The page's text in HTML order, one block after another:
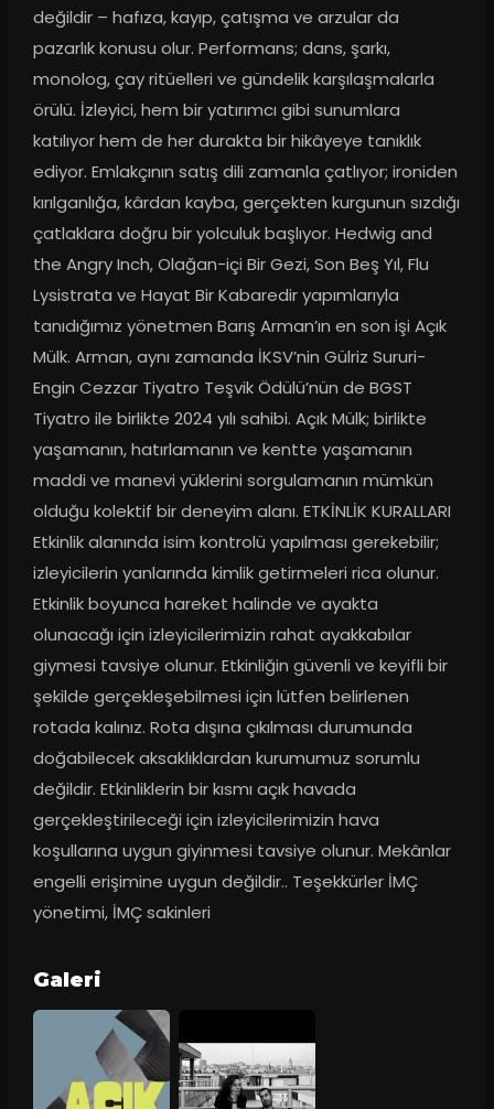
değildir – hafıza, kayıp, çatışma ve arzular da
pazarlık konusu olur. Performans; dans, şarkı,
monolog, çay ritüelleri ve gündelik karşılaşmalarla
örülü. İzleyici, hem bir yatırımcı gibi sunumlara
katılıyor hem de her durakta bir hikâyeye tanıklık
ediyor. Emlakçının satış dili zamanla çatlıyor; ironiden
kırılganlığa, kârdan kayba, gerçekten kurgunun sızdığı
çatlaklara doğru bir yolculuk başlıyor. Hedwig and
the Angry Inch, Olağan-içi Bir Gezi, Son Beş Yıl, Flu
Lysistrata ve Hayat Bir Kabaredir yapımlarıyla
tanıdığımız yönetmen Barış Arman’ın en son işi Açık
Mülk. Arman, aynı zamanda İKSV’nin Gülriz Sururi-
Engin Cezzar Tiyatro Teşvik Ödülü’nün de BGST
Tiyatro ile birlikte 2024 yılı sahibi. Açık Mülk; birlikte
yaşamanın, hatırlamanın ve kentte yaşamanın
maddi ve manevi yüklerini sorgulamanın mümkün
olduğu kolektif bir deneyim alanı. ETKİNLİK KURALLARI
Etkinlik alanında isim kontrolü yapılması gerekebilir;
izleyicilerin yanlarında kimlik getirmeleri rica olunur.
Etkinlik boyunca hareket halinde ve ayakta
olunacağı için izleyicilerimizin rahat ayakkabılar
giymesi tavsiye olunur. Etkinliğin güvenli ve keyifli bir
şekilde gerçekleşebilmesi için lütfen belirlenen
rotada kalınız. Rota dışına çıkılması durumunda
doğabilecek aksaklıklardan kurumumuz sorumlu
değildir. Etkinliklerin bir kısmı açık havada
gerçekleştirileceği için izleyicilerimizin hava
koşullarına uygun giyinmesi tavsiye olunur. Mekânlar
engelli erişimine uygun değildir.. Teşekkürler İMÇ
yönetimi, İMÇ sakinleri
Galeri